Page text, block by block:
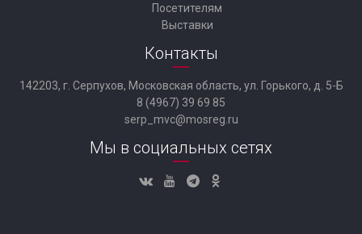
Посетителям
Выставки
Контакты
142203, г. Серпухов, Московская область, ул. Горького, д. 5-Б
8 (4967) 39 69 85
serp_mvc@mosreg.ru
Мы в социальных сетях